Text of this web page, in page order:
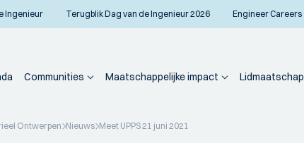
Ingenieur Terugblik Dag van de Ingenieur 2026 Engineer Careers
Communities Maatschappelijke impact Lidmaatschap
Ontwerpen Nieuws Meet UPPS 21 juni 2021